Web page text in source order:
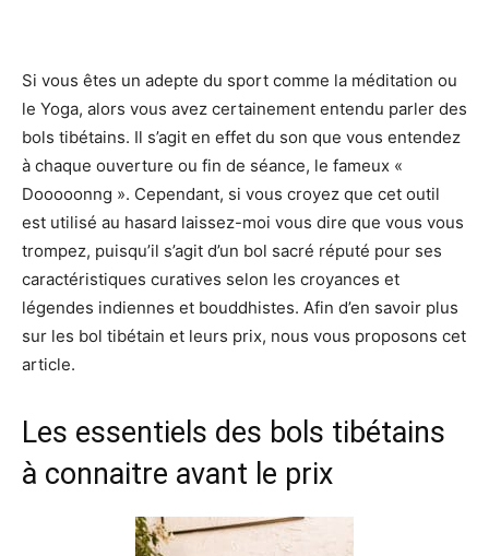
Si vous êtes un adepte du sport comme la méditation ou
le Yoga, alors vous avez certainement entendu parler des
bols tibétains. Il s’agit en effet du son que vous entendez
à chaque ouverture ou fin de séance, le fameux «
Dooooonng ». Cependant, si vous croyez que cet outil
est utilisé au hasard laissez-moi vous dire que vous vous
trompez, puisqu’il s’agit d’un bol sacré réputé pour ses
caractéristiques curatives selon les croyances et
légendes indiennes et bouddhistes. Afin d’en savoir plus
sur les bol tibétain et leurs prix, nous vous proposons cet
article.
Les essentiels des bols tibétains
à connaitre avant le prix